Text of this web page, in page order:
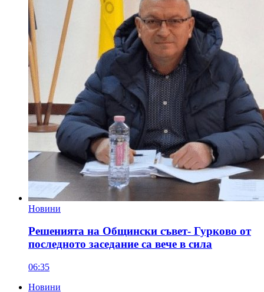
Новини
Решенията на Общински съвет- Гурково от
последното заседание са вече в сила
06:35
Новини